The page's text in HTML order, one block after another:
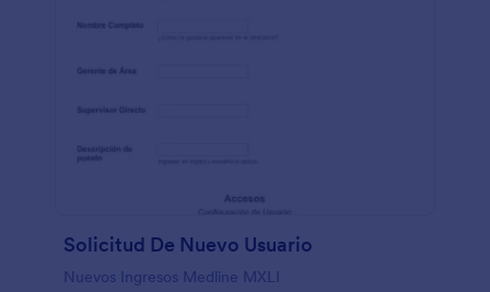
Solicitud De Nuevo Usuario
Nuevos Ingresos Medline MXLI